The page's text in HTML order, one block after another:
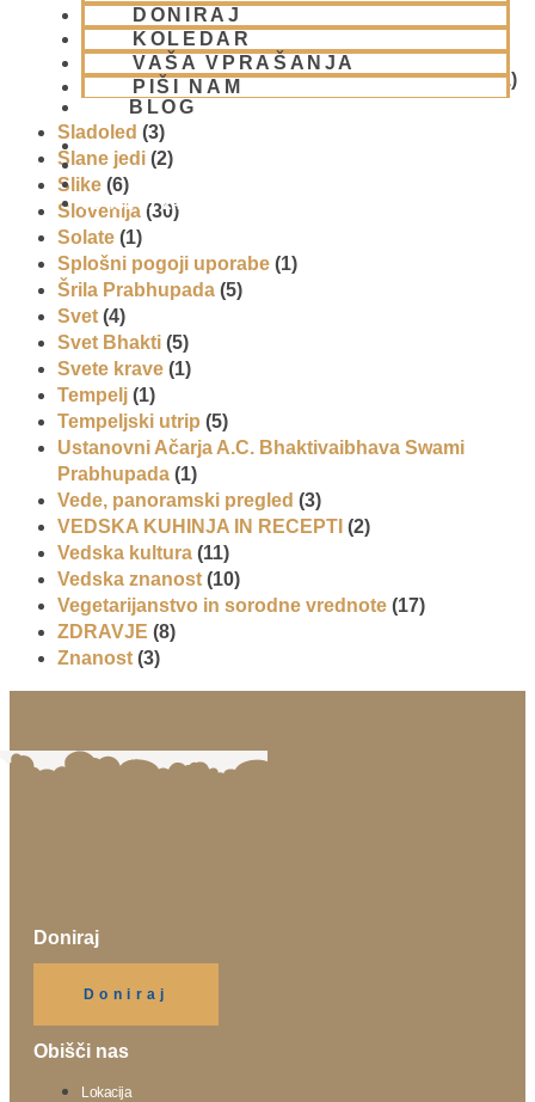
DONIRAJ
KOLEDAR
VAŠA VPRAŠANJA
PIŠI NAM
BLOG
01 431 21 24
Reportaže(6)
SEMINARJI IN TEČAJ(5)
Skupina za podporo družinam in otrokom (CPT)(1)
Sladice
(6)
Sladoled (3)
Slane jedi (2)
Slike (6)
Slovenija (30)
Solate (1)
Splošni pogoji uporabe (1)
Šrila Prabhupada (5)
Svet (4)
Svet Bhakti (5)
Svete krave (1)
Tempelj (1)
Tempeljski utrip (5)
Ustanovni Ačarja A.C. Bhaktivaibhava Swami
Prabhupada (1)
Vede, panoramski pregled (3)
VEDSKA KUHINJA IN RECEPTI (2)
Vedska kultura (11)
Vedska znanost (10)
Vegetarijanstvo in sorodne vrednote (17)
ZDRAVJE (8)
Znanost (3)
Doniraj
Doniraj
Obišči nas
Lokacija